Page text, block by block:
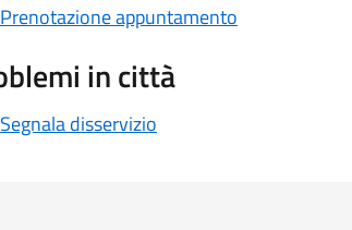
Prenotazione appuntamento
in città
Segnala disservizio